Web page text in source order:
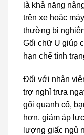
là khả năng
trên xe hoặc
thường bị
Gối chữ U giúp
hạn chế tình
Đối với nhân
trợ nghỉ trưa
gối quanh cổ,
hơn, giảm áp
lượng giấc ngủ